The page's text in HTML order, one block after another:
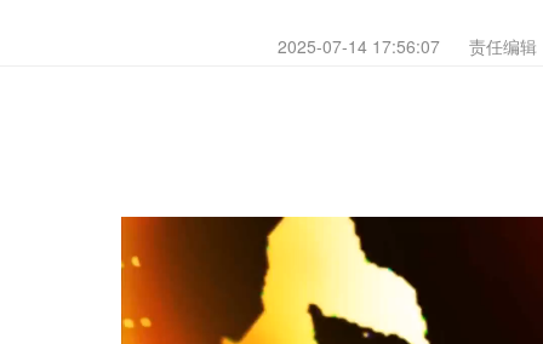
2025-07-14 17:56:07 责任编辑